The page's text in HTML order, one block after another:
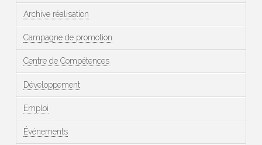
Archive réalisation
Campagne de promotion
Centre de Compétences
Développement
Emploi
Événements